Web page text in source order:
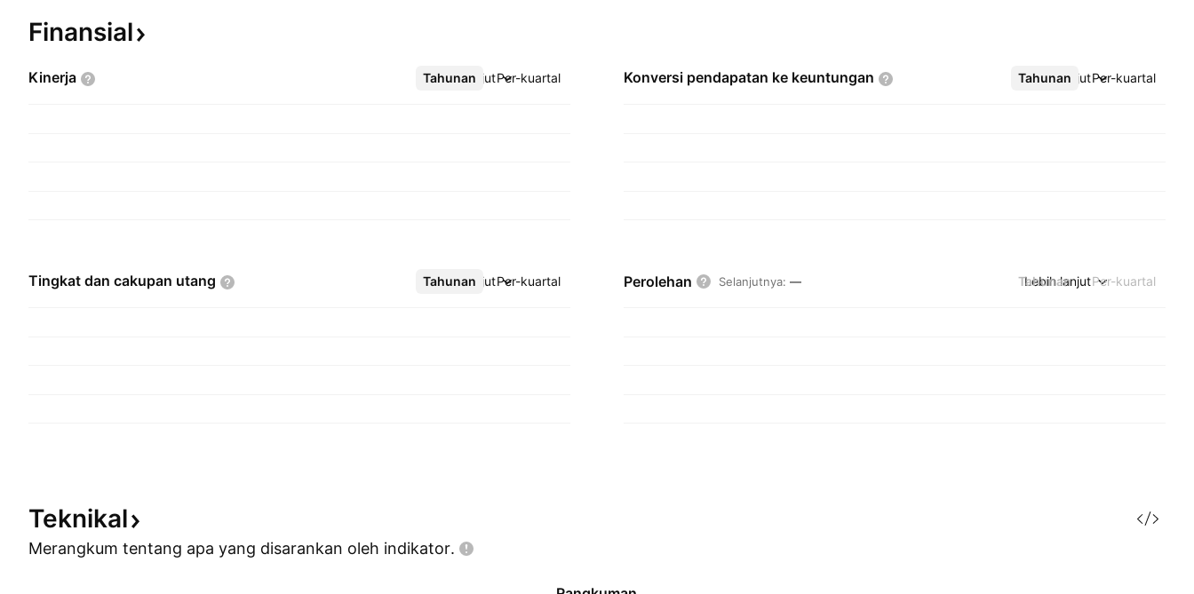
Finansial
Kinerja Tahunan Per-kuartal
Lebih lanjut Konversi pendapatan ke keuntungan Tahunan Per-kuartal
Lebih lanjut
Tingkat dan cakupan utang Tahunan Per-kuartal
Lebih lanjut Perolehan Selanjutnya: — Tahunan Per-kuartal
Lebih lanjut
Teknikal
Merangkum tentang apa yang disarankan oleh indikator.